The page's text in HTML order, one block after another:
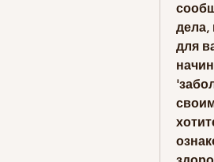
дела,
для